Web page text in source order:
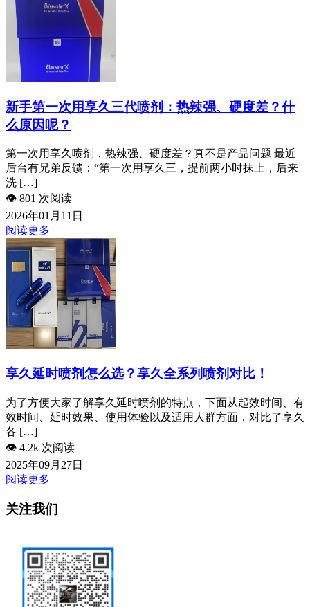
新手第一次用享久三代喷剂：热辣强、硬度差？什
么原因呢？
第一次用享久喷剂，热辣强、硬度差？真不是产品问题 最近
后台有兄弟反馈：“第一次用享久三，提前两小时抹上，后来
洗 […]
👁️ 801 次阅读
2026年01月11日
阅读更多
享久延时喷剂怎么选？享久全系列喷剂对比！
为了方便大家了解享久延时喷剂的特点，下面从起效时间、有
效时间、延时效果、使用体验以及适用人群方面，对比了享久
各 […]
👁️ 4.2k 次阅读
2025年09月27日
阅读更多
关注我们